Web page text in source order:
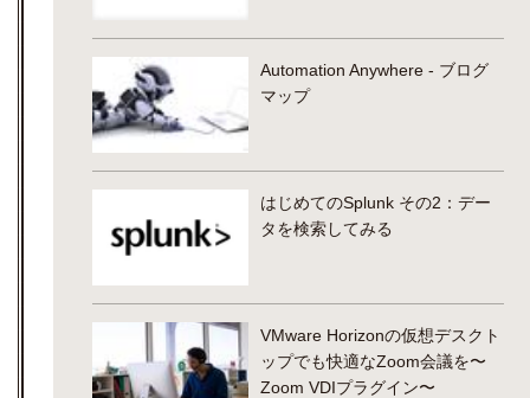
Automation Anywhere - ブログ
マップ
はじめてのSplunk その2：デー
タを検索してみる
VMware Horizonの仮想デスクト
ップでも快適なZoom会議を〜
Zoom VDIプラグイン〜